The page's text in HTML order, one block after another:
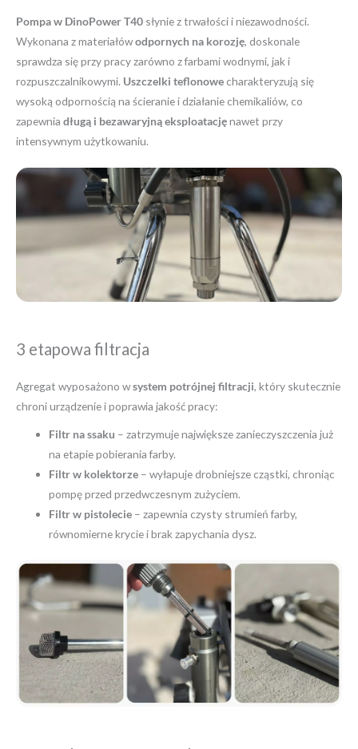
Pompa w DinoPower T40 słynie z trwałości i niezawodności.
Wykonana z materiałówodpornych na korozję, doskonale
sprawdza się przy pracy zarówno z farbami wodnymi, jak i
rozpuszczalnikowymi. Uszczelki teflonowe charakteryzują się
wysoką odpornością na ścieranie i działanie chemikaliów, co
zapewnia długą i bezawaryjną eksploatacjęnawet przy
intensywnym użytkowaniu.
3 etapowa filtracja
Agregat wyposażono wsystem potrójnej filtracji, który skutecznie
chroni urządzenie i poprawia jakość pracy:
Filtr na ssaku – zatrzymuje największe zanieczyszczenia już
na etapie pobierania farby.
Filtr w kolektorze – wyłapuje drobniejsze cząstki, chroniąc
pompę przed przedwczesnym zużyciem.
Filtr w pistolecie – zapewnia czysty strumień farby,
równomierne krycie i brak zapychania dysz.